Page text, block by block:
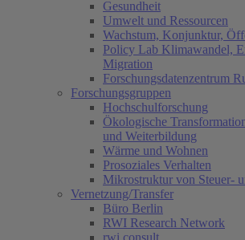
Gesundheit
Umwelt und Ressourcen
Wachstum, Konjunktur,
Policy Lab Klimawandel,
Migration
Forschungsdatenzentrum
Forschungsgruppen
Hochschulforschung
Ökologische
und Weiterbildung
Wärme und Wohnen
Prosoziales Verhalten
Mikrostruktur von Steuer-
Vernetzung/Transfer
Büro Berlin
RWI Research Network
rwi consult